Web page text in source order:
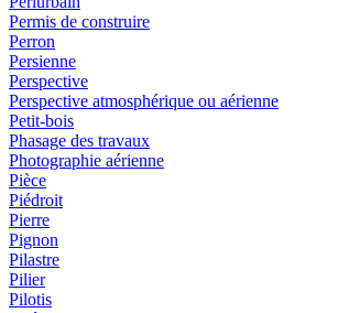
Permis de construire
Perron
Persienne
Perspective
Perspective atmosphérique ou aérienne
Petit-bois
Phasage des travaux
Photographie aérienne
Pièce
Piédroit
Pierre
Pignon
Pilastre
Pilier
Pilotis